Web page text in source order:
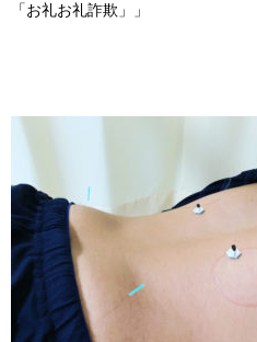
「お礼お礼詐欺」」